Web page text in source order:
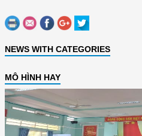
NEWS WITH CATEGORIES
MÔ HÌNH HAY